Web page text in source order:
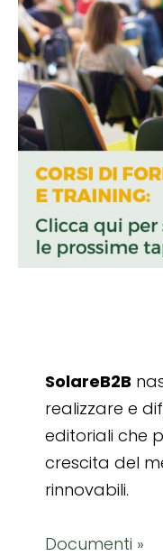
SolareB2B
realizzare e
editoriali che
crescita del
rinnovabili.
Documenti »